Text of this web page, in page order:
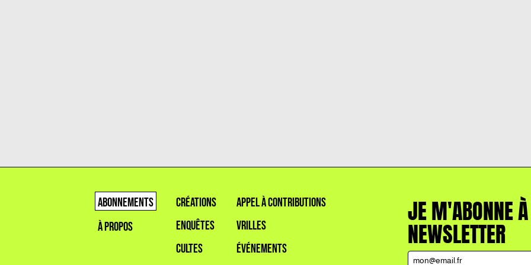
ABONNEMENTS
À PROPOS
CRÉATIONS
ENQUÊTES
CULTES
APPEL À CONTRIBUTIONS
VRILLES
ÉVÉNEMENTS
JE M'ABONNE
NEWSLETTER